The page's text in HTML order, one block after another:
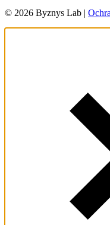
© 2026 Byznys Lab |